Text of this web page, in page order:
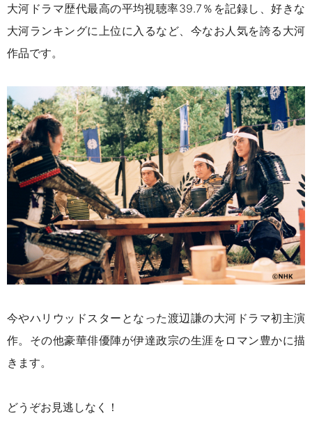
大河ドラマ歴代最高の平均視聴率39.7 ％を記録し、好きな
大河ランキングに上位に入るなど、今なお人気を誇る大河
作品です。
今やハリウッドスターとなった渡辺謙の大河ドラマ初主演
作。その他豪華俳優陣が伊達政宗の生涯をロマン豊かに描
きます。
どうぞお見逃しなく！